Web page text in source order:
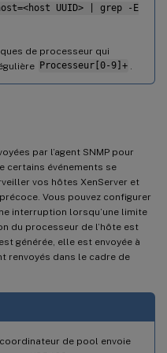
UUID> | grep -E
de processeur qui
Processeur[0-9]+
par l’agent SNMP pour
certains événements se
vos hôtes XenServer et
Vous pouvez configurer
interruption lorsqu’une limite
du processeur de l’hôte est
générée, elle est envoyée à
renvoyés dans le cadre de
coordinateur de pool envoie